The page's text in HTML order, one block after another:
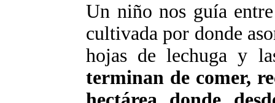
Un niño nos guía
cultivada por donde
hojas de lechuga y
terminan de comer,